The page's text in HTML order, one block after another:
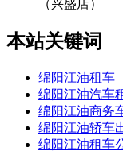
（兴盛店）
本站关键词
绵阳江油租车
绵阳江油汽车
绵阳江油商务
绵阳江油轿车
绵阳江油租车